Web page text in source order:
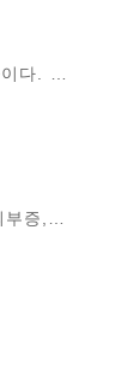
다. …
증,…